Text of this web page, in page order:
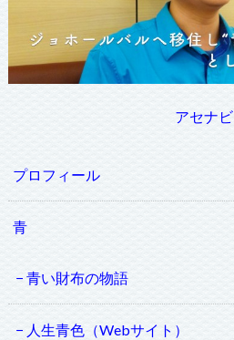
アセナビ
プロフィール
青
青い財布の物語
人生青色（Webサイト）